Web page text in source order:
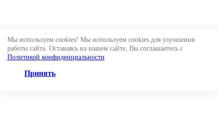
Мы используем cookies! Мы используем cookies для улучшения
работы сайта. Оставаясь на нашем сайте, Вы соглашаетесь с
Политикой конфиденциальности
Принять